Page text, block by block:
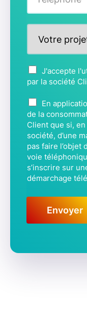
l
é
o
n
e
o
e
t
*
A
c
o
r
d
*
J'accepte
par la société
B
L
O
C
T
E
L
*
En
de la
Client que si,
société, d’une
pas faire l’objet
voie
s’inscrire sur
démarchage
Envoyer